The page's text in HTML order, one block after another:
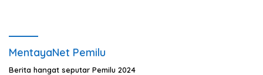
MentayaNet Pemilu
Berita hangat seputar Pemilu 2024